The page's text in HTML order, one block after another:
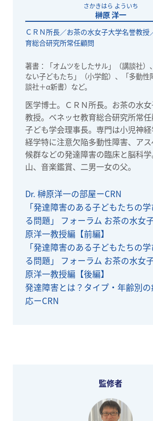
榊原 洋一
さかきはら よういち
ＣＲＮ所長／お茶の水女子大学名誉教授
育総合研究所常任顧問
著書：「オムツをしたサル」（講談社）
ない子どもたち」（小学館）、「多動性
談社＋α新書）など。
医学博士。ＣＲＮ所長。お茶の水
教授。ベネッセ教育総合研究所常
子ども学会理事長。専門は小児神
経学特に注意欠陥多動性障害、ア
候群などの発達障害の臨床と脳科
山、音楽鑑賞、二男一女の父。
Dr. 榊原洋一の部屋ーCRN
「発達障害のある子どもたちの
る問題」 フォーラム お茶の水女
原洋一教授編【前編】
「発達障害のある子どもたちの
る問題」 フォーラム お茶の水女
原洋一教授編【後編】
発達障害とは？タイプ・年齢別
応ーCRN
監修者